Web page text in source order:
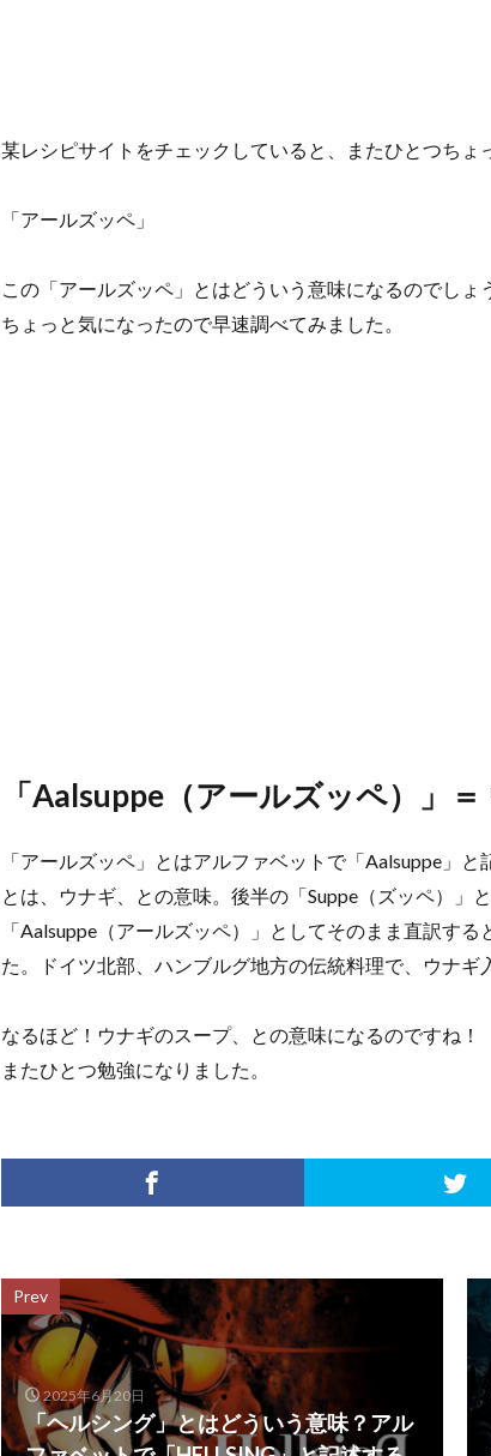
某レシピサイトをチェックしていると、またひとつちょ
「アールズッペ」
この「アールズッペ」とはどういう意味になるのでしょ
ちょっと気になったので早速調べてみました。
「Aalsuppe（アールズッペ）」
「アールズッペ」とはアルファベットで「Aalsuppe」
とは、ウナギ、との意味。後半の「Suppe（ズッペ）」
「Aalsuppe（アールズッペ）」としてそのまま直訳す
た。ドイツ北部、ハンブルグ地方の伝統料理で、ウナギ
なるほど！ウナギのスープ、との意味になるのですね！
またひとつ勉強になりました。
Prev
2025年6月20日
「ヘルシング」とはどういう意味？アル